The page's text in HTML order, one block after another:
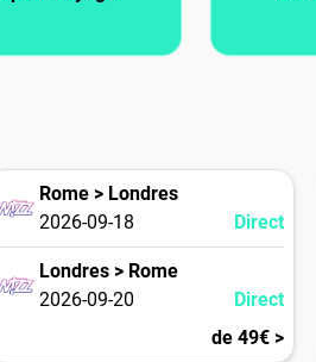
Rome > Londres
2026-09-18
Direct
Londres > Rome
2026-09-20
Direct
de 49€ >